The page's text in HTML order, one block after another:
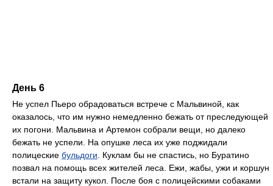
День 6
Не успел Пьеро обрадоваться встрече с Мальвиной, как
оказалось, что им нужно немедленно бежать от преследующей
их погони. Мальвина и Артемон собрали вещи, но далеко
бежать не успели. На опушке леса их уже поджидали
полицеские бульдоги . Куклам бы не спастись, но Буратино
позвал на помощь всех жителей леса. Ежи, жабы, ужи и коршун
встали на защиту кукол. После боя с полицейскими собаками